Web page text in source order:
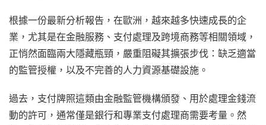
根據一份最新分析報告，在歐洲，越來越多快速成長的企
業，尤其是在金融服務、支付處理及跨境商務等相關領域，
正悄然面臨兩大隱藏瓶頸，嚴重阻礙其擴張步伐：缺乏適當
的監管授權，以及不完善的人力資源基礎設施。
過去，支付牌照這類由金融監管機構頒發、用於處理金錢流
動的許可，通常僅是銀行和專業支付處理商需要考量。然